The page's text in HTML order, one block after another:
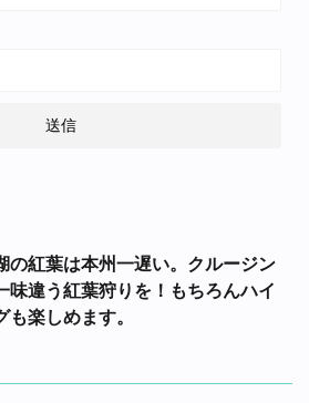
の紅葉は本州一遅い。クルージン
味違う紅葉狩りを！もちろんハイ
も楽しめます。